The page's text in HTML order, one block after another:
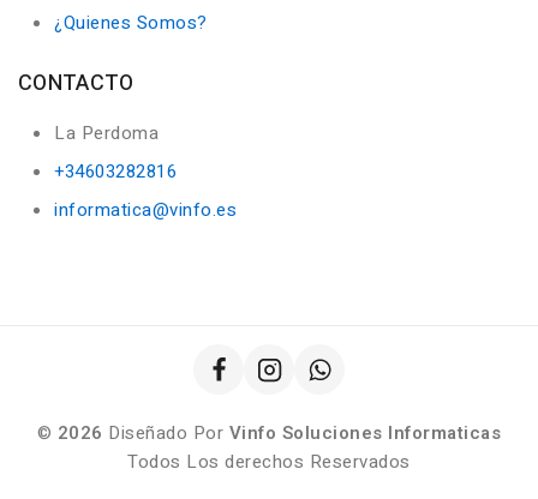
¿Quienes Somos?
CONTACTO
La Perdoma
+34603282816
informatica@vinfo.es
© 2026 Diseñado Por Vinfo Soluciones Informaticas
Todos Los derechos Reservados